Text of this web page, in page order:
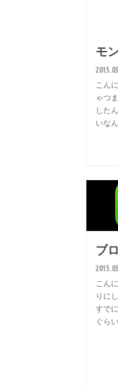
モ
こん
ゃつ
した
いな
ブ
こん
りに
すで
ぐら